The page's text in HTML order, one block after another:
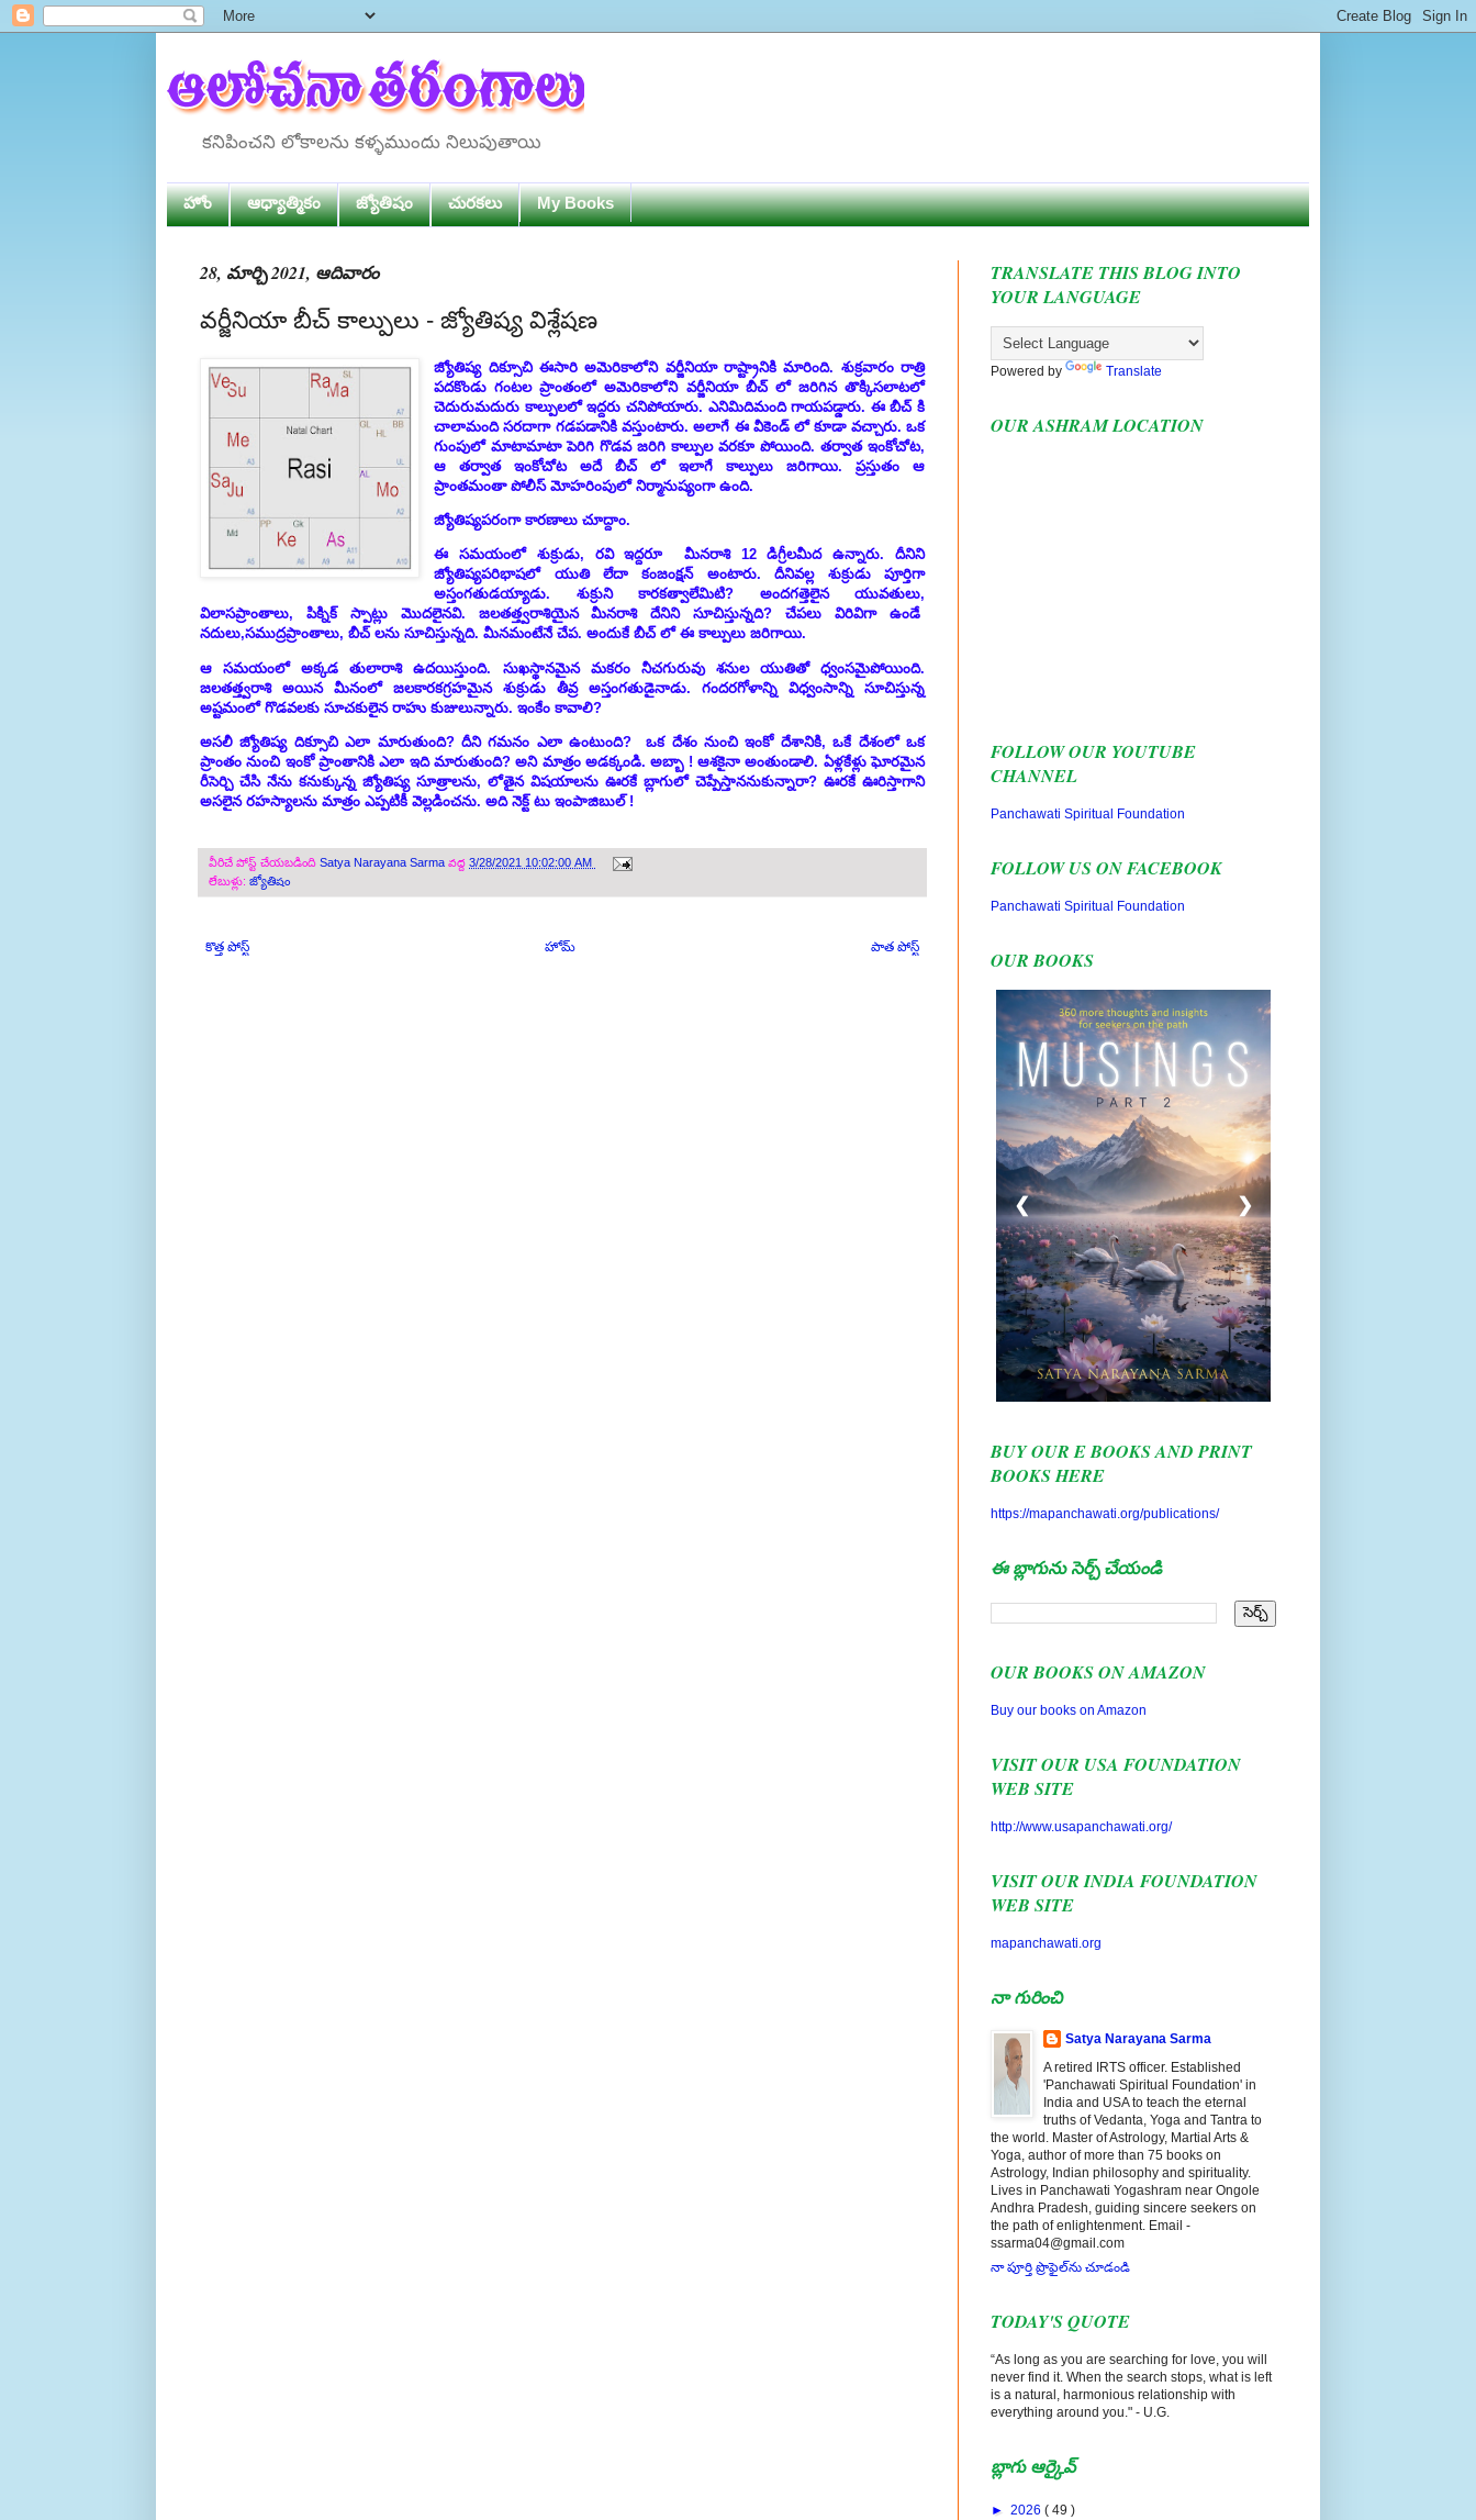
కనిపించని లోకాలను కళ్ళముందు నిలుపుతాయి
హోం ఆధ్యాత్మికం జ్యోతిషం చురకలు My Books
28, మార్చి 2021, ఆదివారం
వర్జీనియా బీచ్ కాల్పులు - జ్యోతిష్య విశ్లేషణ
జ్యోతిష్య దిక్సూచి ఈసారి అమెరికాలోని వర్జీనియా రాష్ట్రానికి మారింది. శుక్రవారం రాత్రి
పదకొండు గంటల ప్రాంతంలో అమెరికాలోని వర్జీనియా బీచ్ లో జరిగిన తొక్కిసలాటలో
చెదురుమదురు కాల్పులలో ఇద్దరు చనిపోయారు. ఎనిమిదిమంది గాయపడ్డారు. ఈ బీచ్ కి
చాలామంది సరదాగా గడపడానికి వస్తుంటారు. అలాగే ఈ వీకెండ్ లో కూడా వచ్చారు. ఒక
గుంపులో మాటామాటా పెరిగి గొడవ జరిగి కాల్పుల వరకూ పోయింది. తర్వాత ఇంకోచోట,
ఆ తర్వాత ఇంకోచోట అదే బీచ్ లో ఇలాగే కాల్పులు జరిగాయి. ప్రస్తుతం ఆ
ప్రాంతమంతా పోలీస్ మోహరింపులో నిర్మానుష్యంగా ఉంది.
జ్యోతిష్యపరంగా కారణాలు చూద్దాం.
ఈ సమయంలో శుక్రుడు, రవి ఇద్దరూ మీనరాశి 12 డిగ్రీలమీద ఉన్నారు. దీనిని
జ్యోతిష్యపరిభాషలో యుతి లేదా కంజంక్షన్ అంటారు. దీనివల్ల శుక్రుడు పూర్తిగా
అస్తంగతుడయ్యాడు. శుక్రుని కారకత్వాలేమిటి? అందగత్తెలైన యువతులు,
విలాసప్రాంతాలు, పిక్నిక్ స్పాట్లు మొదలైనవి. జలతత్త్వరాశియైన మీనరాశి దేనిని సూచిస్తున్నది? చేపలు విరివిగా ఉండే
నదులు,సముద్రప్రాంతాలు, బీచ్ లను సూచిస్తున్నది. మీనమంటేనే చేప. అందుకే బీచ్ లో ఈ కాల్పులు జరిగాయి.
ఆ సమయంలో అక్కడ తులారాశి ఉదయిస్తుంది. సుఖస్థానమైన మకరం నీచగురువు శనుల యుతితో ధ్వంసమైపోయింది.
జలతత్త్వరాశి అయిన మీనంలో జలకారకగ్రహమైన శుక్రుడు తీవ్ర అస్తంగతుడైనాడు. గందరగోళాన్ని విధ్వంసాన్ని సూచిస్తున్న
అష్టమంలో గొడవలకు సూచకులైన రాహు కుజులున్నారు. ఇంకేం కావాలి?
అసలీ జ్యోతిష్య దిక్సూచి ఎలా మారుతుంది? దీని గమనం ఎలా ఉంటుంది? ఒక దేశం నుంచి ఇంకో దేశానికి, ఒకే దేశంలో ఒక
ప్రాంతం నుంచి ఇంకో ప్రాంతానికి ఎలా ఇది మారుతుంది? అని మాత్రం అడక్కండి. అబ్బా ! ఆశకైనా అంతుండాలి. ఏళ్లకేళ్లు ఘోరమైన
రీసెర్చి చేసి నేను కనుక్కున్న జ్యోతిష్య సూత్రాలను, లోతైన విషయాలను ఊరకే బ్లాగులో చెప్పేస్తాననుకున్నారా? ఊరకే ఊరిస్తాగాని
అసలైన రహస్యాలను మాత్రం ఎప్పటికీ వెల్లడించను. అది నెక్ట్ టు ఇంపాజిబుల్ !
వీరిచే పోస్ట్ చేయబడింది Satya Narayana Sarma వద్ద 3/28/2021 10:02:00 AM
లేబుళ్లు: జ్యోతిషం
కొత్త పోస్ట్ పాత పోస్ట్
హోమ్
TRANSLATE THIS BLOG INTO
YOUR LANGUAGE
Powered by Translate
OUR ASHRAM LOCATION
FOLLOW OUR YOUTUBE
CHANNEL
Panchawati Spiritual Foundation
FOLLOW US ON FACEBOOK
Panchawati Spiritual Foundation
OUR BOOKS
❮ ❯
BUY OUR E BOOKS AND PRINT
BOOKS HERE
https://mapanchawati.org/publications/
ఈ బ్లాగును సెర్చ్ చేయండి
OUR BOOKS ON AMAZON
Buy our books on Amazon
VISIT OUR USA FOUNDATION
WEB SITE
http://www.usapanchawati.org/
VISIT OUR INDIA FOUNDATION
WEB SITE
mapanchawati.org
నా గురించి
Satya Narayana Sarma
A retired IRTS officer. Established
'Panchawati Spiritual Foundation' in
India and USA to teach the eternal
truths of Vedanta, Yoga and Tantra to
the world. Master of Astrology, Martial Arts &
Yoga, author of more than 75 books on
Astrology, Indian philosophy and spirituality.
Lives in Panchawati Yogashram near Ongole
Andhra Pradesh, guiding sincere seekers on
the path of enlightenment. Email -
ssarma04@gmail.com
నా పూర్తి ప్రొఫైల్‌ను చూడండి
TODAY'S QUOTE
“As long as you are searching for love, you will
never find it. When the search stops, what is left
is a natural, harmonious relationship with
everything around you." - U.G.
బ్లాగు ఆర్కైవ్
► 2026 ( 49 )